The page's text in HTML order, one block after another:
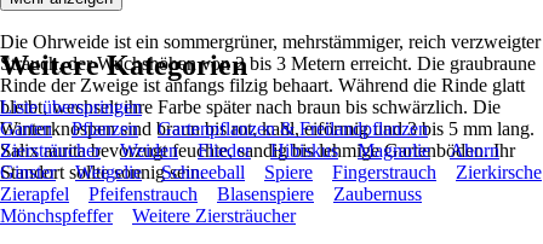
Die Ohrweide ist ein sommergrüner, mehrstämmiger, reich verzweigter
Strauch, der Wuchshöhen von 2 bis 3 Metern erreicht. Die graubraune
Rinde der Zweige ist anfangs filzig behaart. Während die Rinde glatt
bleibt, wechselt ihre Farbe später nach braun bis schwärzlich. Die
Winterknospen sind braun bis rot, kahl, eiförmig und 3 bis 5 mm lang.
Salix aurita bevorzugt feuchte, sandig bis lehmige Gartenböden. Ihr
Standort sollte sonnig sein.
Weitere Kategorien
Liste überspringen
Garten
Pflanzen
Gartenpflanzen & Freilandpflanzen
Ziersträucher
Weiden Flieder Hibiskus Magnolie
Ahorn
Ginster
Weigelie Schneeball Spiere Fingerstrauch
Zierkirsche
Zierapfel
Pfeifenstrauch Blasenspiere
Zaubernuss
Mönchspfeffer
Weitere Ziersträucher